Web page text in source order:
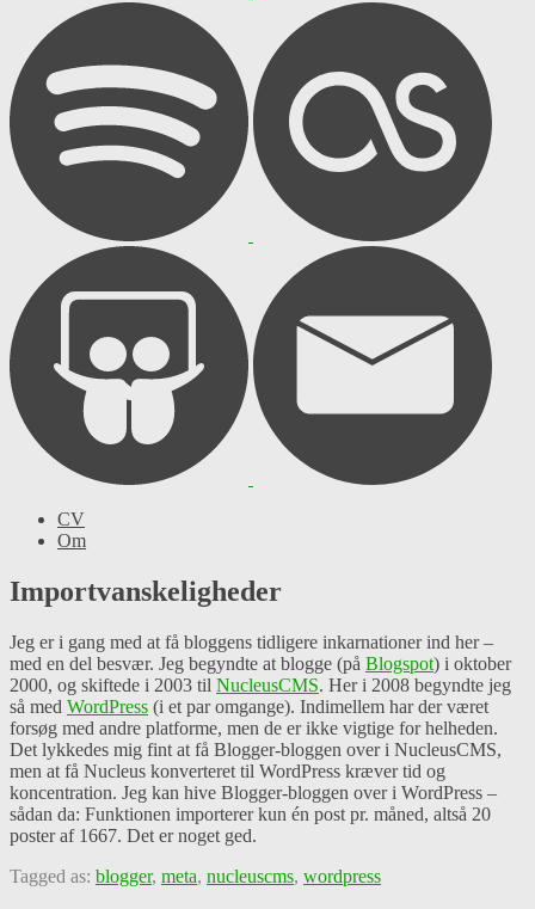
CV
Om
Importvanskeligheder
Jeg er i gang med at få bloggens tidligere inkarnationer ind her –
med en del besvær. Jeg begyndte at blogge (på Blogspot) i oktober
2000, og skiftede i 2003 til NucleusCMS. Her i 2008 begyndte jeg
så med WordPress (i et par omgange). Indimellem har der været
forsøg med andre platforme, men de er ikke vigtige for helheden.
Det lykkedes mig fint at få Blogger-bloggen over i NucleusCMS,
men at få Nucleus konverteret til WordPress kræver tid og
koncentration. Jeg kan hive Blogger-bloggen over i WordPress –
sådan da: Funktionen importerer kun én post pr. måned, altså 20
poster af 1667. Det er noget ged.
Tagged as: blogger, meta, nucleuscms, wordpress